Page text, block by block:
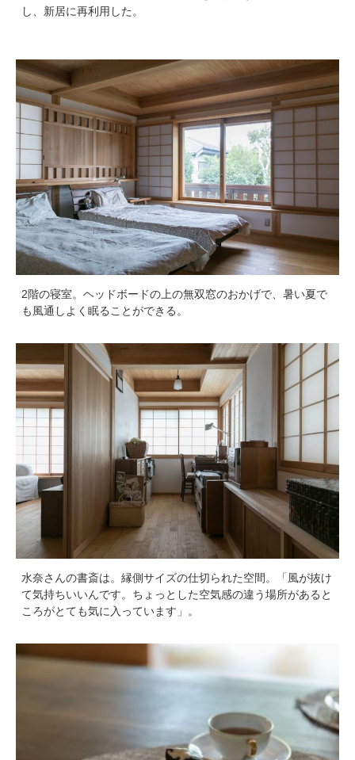
し、新居に再利用した。
2階の寝室。ヘッドボードの上の無双窓のおかげで、暑い夏で
も風通しよく眠ることができる。
水奈さんの書斎は。縁側サイズの仕切られた空間。「風が抜け
て気持ちいいんです。ちょっとした空気感の違う場所があると
ころがとても気に入っています」。